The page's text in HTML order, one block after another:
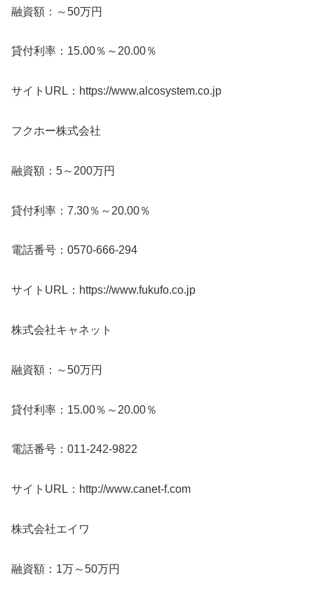
融資額：～50万円
貸付利率：15.00％～20.00％
サイトURL：https://www.alcosystem.co.jp
フクホー株式会社
融資額：5～200万円
貸付利率：7.30％～20.00％
電話番号：0570-666-294
サイトURL：https://www.fukufo.co.jp
株式会社キャネット
融資額：～50万円
貸付利率：15.00％～20.00％
電話番号：011-242-9822
サイトURL：http://www.canet-f.com
株式会社エイワ
融資額：1万～50万円